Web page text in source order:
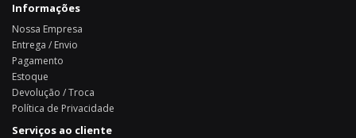
Informações
Nossa Empresa
Entrega / Envio
Pagamento
Estoque
Devolução / Troca
Política de Privacidade
Serviços ao cliente